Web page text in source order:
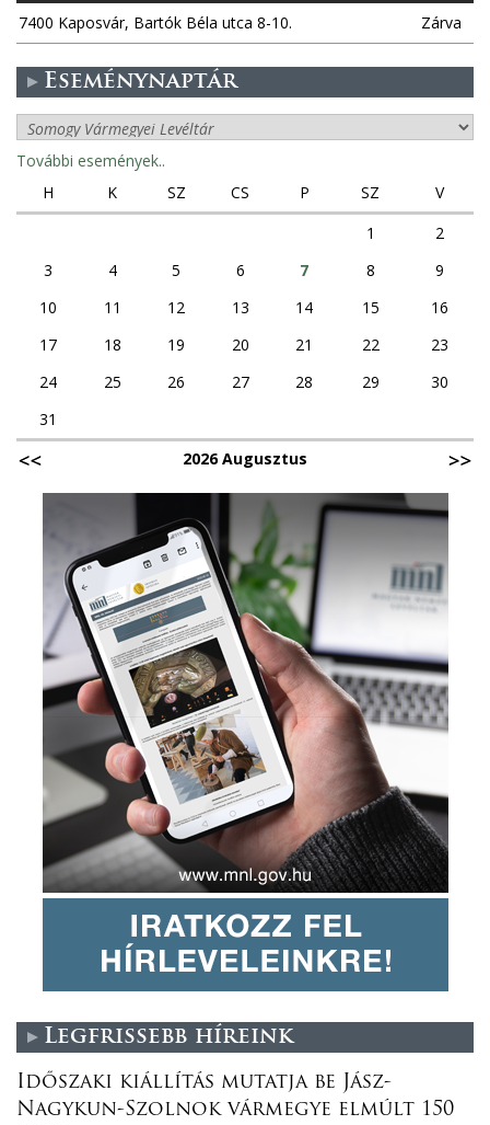
7400 Kaposvár, Bartók Béla utca 8-10. Zárva
Eseménynaptár
További események..
H
K SZ CS P SZ
V
1
2
3
4 5 6 7 8
9
10
11 12 13 14 15
16
17
18 19 20 21 22
23
24
25 26 27 28 29
30
31
2026 Augusztus
Legfrissebb híreink
Időszaki kiállítás mutatja be Jász-
Nagykun-Szolnok vármegye elmúlt 150